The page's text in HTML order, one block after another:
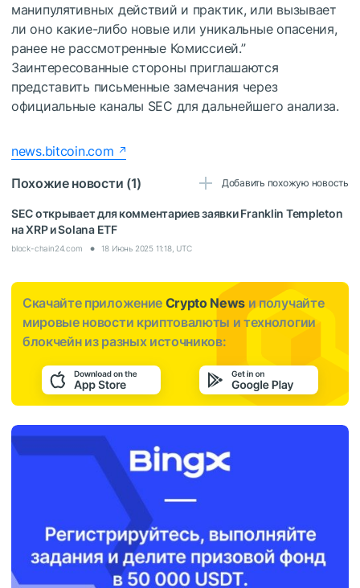
манипулятивных действий и практик, или вызывает
ли оно какие-либо новые или уникальные опасения,
ранее не рассмотренные Комиссией.”
Заинтересованные стороны приглашаются
представить письменные замечания через
официальные каналы SEC для дальнейшего анализа.
news.bitcoin.com
Похожие новости (1)
Добавить похожую новость
SEC открывает для комментариев заявки Franklin Templeton
на XRP и Solana ETF
block-chain24.com 18 Июнь 2025 11:18, UTC
Скачайте приложение Crypto News и получайте
мировые новости криптовалюты и технологии
блокчейн из разных источников: